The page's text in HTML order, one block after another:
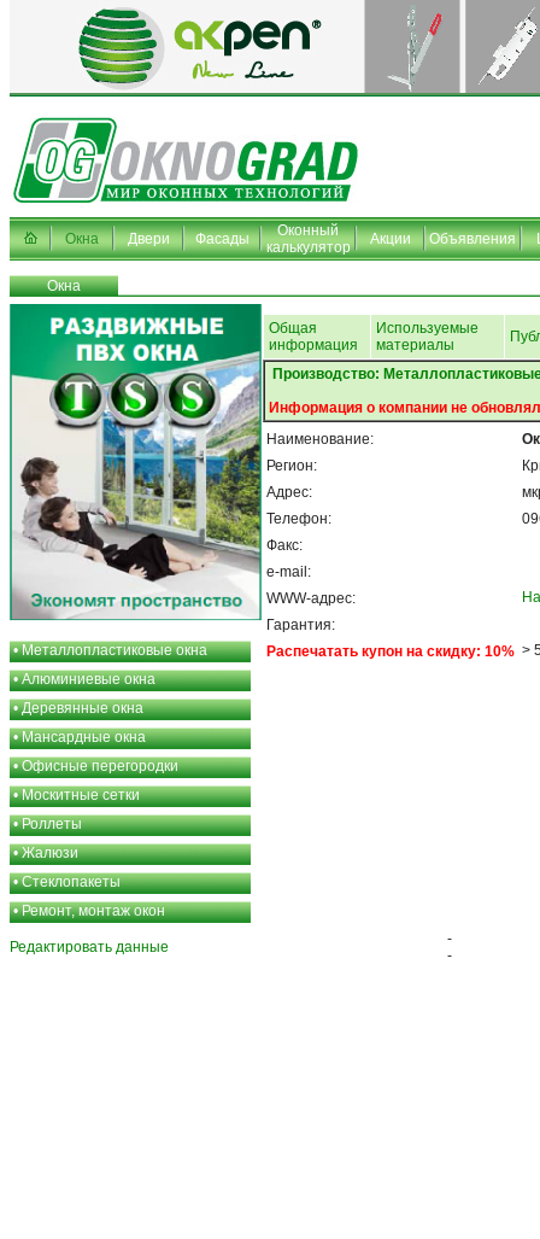
Окна Двери Фасады
Оконный
калькулятор
Акции Объявления
Окна
•Металлопластиковые окна
•Алюминиевые окна
•Деревянные окна
•Мансардные окна
•Офисные перегородки
•Москитные сетки
•Роллеты
•Жалюзи
•Стеклопакеты
•Ремонт, монтаж окон
Общая
информация
Используемые
материалы
Производство:
Информация о компании не
Наименование:
Регион:
Адрес:
Телефон:
Факс:
e-mail:
WWW-адрес:
Гарантия:
Распечатать купон на скидку: 10% >
Редактировать данные
-
-